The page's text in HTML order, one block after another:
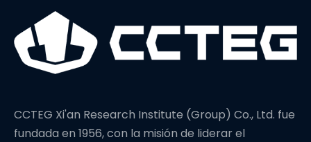
CCTEG Xi'an Research Institute (Group) Co., Ltd. fue
fundada en 1956, con la misión de liderar el